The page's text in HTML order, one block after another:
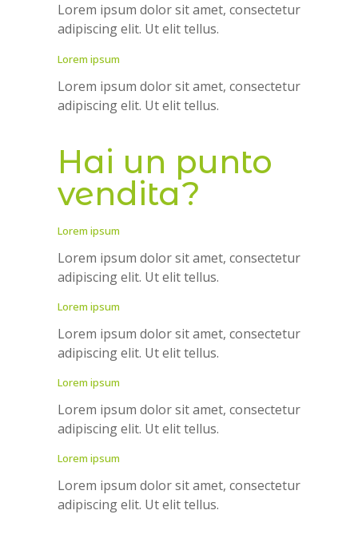
Lorem ipsum dolor sit amet, consectetur
adipiscing elit. Ut elit tellus.
Lorem ipsum
Lorem ipsum dolor sit amet, consectetur
adipiscing elit. Ut elit tellus.
Hai un punto
vendita?
Lorem ipsum
Lorem ipsum dolor sit amet, consectetur
adipiscing elit. Ut elit tellus.
Lorem ipsum
Lorem ipsum dolor sit amet, consectetur
adipiscing elit. Ut elit tellus.
Lorem ipsum
Lorem ipsum dolor sit amet, consectetur
adipiscing elit. Ut elit tellus.
Lorem ipsum
Lorem ipsum dolor sit amet, consectetur
adipiscing elit. Ut elit tellus.